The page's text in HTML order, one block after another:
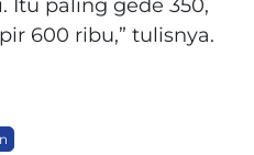
600 ribu,” tulisnya.